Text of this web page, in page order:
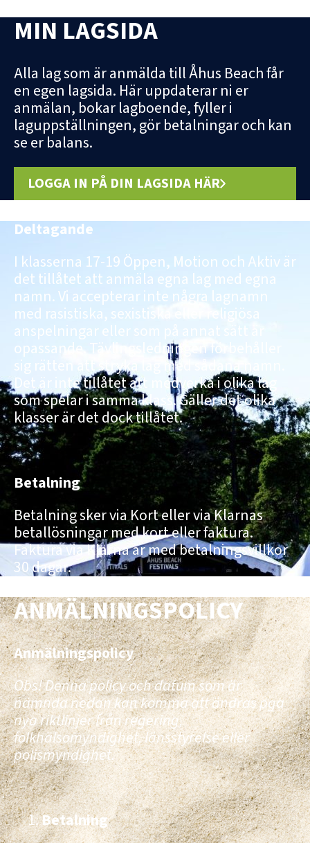
MIN LAGSIDA
Alla lag som är anmälda till Åhus Beach får
en egen lagsida. Här uppdaterar ni er
anmälan, bokar lagboende, fyller i
laguppställningen, gör betalningar och kan
se er balans.
LOGGA IN PÅ DIN LAGSIDA HÄR
Deltagande
I klasserna 17-19 Öppen, Motion och Aktiv är
det tillåtet att anmäla egna lag med egna
namn. Vi accepterar inte några lagnamn
med rasistiska, sexistiska eller religiösa
anspelningar eller som på annat sätt är
opassande. Tävlingsledningen förbehåller
sig rätten att stryka lag med sådana namn.
Det är inte tillåtet att medverka i olika lag
som spelar i samma klass. Gäller det olika
klasser är det dock tillåtet.
Betalning
Betalning sker via Kort eller via Klarnas
betallösningar med kort eller faktura.
Faktura via Klarna är med betalningsvillkor
30 dagar.
ANMÄLNINGSPOLICY
Anmälningspolicy
Obs! Denna policy och datum som är
nämnda nedan kan komma att ändras pga
nya riktlinjer från regering,
folkhälsomyndighet, länsstyrelse eller
polismyndighet.
Betalning